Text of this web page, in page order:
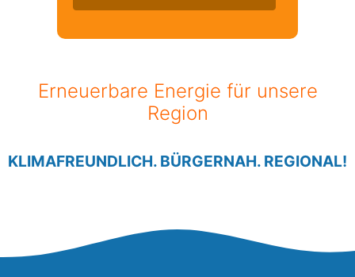
Erneuerbare Energie für unsere
Region
KLIMAFREUNDLICH. BÜRGERNAH. REGIONAL!